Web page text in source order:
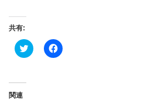
共有:
ク
リ
Facebook
で
関連